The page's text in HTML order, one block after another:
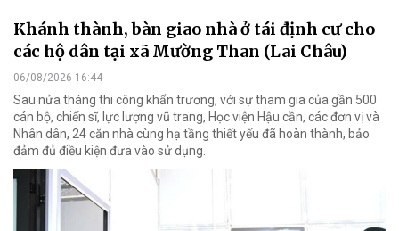
Khánh thành, bàn giao nhà ở tái định cư cho
các hộ dân tại xã Mường Than (Lai Châu)
06/08/2026 16:44
Sau nửa tháng thi công khẩn trương, với sự tham gia của gần 500
cán bộ, chiến sĩ, lực lượng vũ trang, Học viện Hậu cần, các đơn vị và
Nhân dân, 24 căn nhà cùng hạ tầng thiết yếu đã hoàn thành, bảo
đảm đủ điều kiện đưa vào sử dụng.